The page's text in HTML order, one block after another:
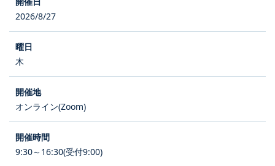
2026/8/27
木
オンライン(Zoom)
9:30～16:30(受付9:00)